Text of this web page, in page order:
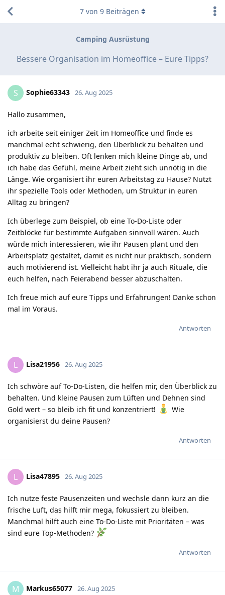
Camping Ausrüstung
Bessere Organisation im Homeoffice – Eure Tipps?
7von 9Beiträgen
S Sophie63343 26. Aug 2025
Hallo zusammen,
ich arbeite seit einiger Zeit im Homeoffice und finde es
manchmal echt schwierig, den Überblick zu behalten und
produktiv zu bleiben. Oft lenken mich kleine Dinge ab, und
ich habe das Gefühl, meine Arbeit zieht sich unnötig in die
Länge. Wie organisiert ihr euren Arbeitstag zu Hause? Nutzt
ihr spezielle Tools oder Methoden, um Struktur in euren
Alltag zu bringen?
Ich überlege zum Beispiel, ob eine To-Do-Liste oder
Zeitblöcke für bestimmte Aufgaben sinnvoll wären. Auch
würde mich interessieren, wie ihr Pausen plant und den
Arbeitsplatz gestaltet, damit es nicht nur praktisch, sondern
auch motivierend ist. Vielleicht habt ihr ja auch Rituale, die
euch helfen, nach Feierabend besser abzuschalten.
Ich freue mich auf eure Tipps und Erfahrungen! Danke schon
mal im Voraus.
Antworten
L Lisa21956 26. Aug 2025
Ich schwöre auf To-Do-Listen, die helfen mir, den Überblick zu
behalten. Und kleine Pausen zum Lüften und Dehnen sind
Gold wert – so bleib ich fit und konzentriert!
Wie
organisierst du deine Pausen?
Antworten
L Lisa47895 26. Aug 2025
Ich nutze feste Pausenzeiten und wechsle dann kurz an die
frische Luft, das hilft mir mega, fokussiert zu bleiben.
Manchmal hilft auch eine To-Do-Liste mit Prioritäten – was
sind eure Top-Methoden?
Antworten
M Markus65077 26. Aug 2025